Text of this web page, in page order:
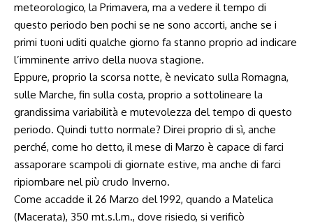
meteorologico, la Primavera, ma a vedere il tempo di
questo periodo ben pochi se ne sono accorti, anche se i
primi tuoni uditi qualche giorno fa stanno proprio ad indicare
l’imminente arrivo della nuova stagione.
Eppure, proprio la scorsa notte, è nevicato sulla Romagna,
sulle Marche, fin sulla costa, proprio a sottolineare la
grandissima variabilità e mutevolezza del tempo di questo
periodo. Quindi tutto normale? Direi proprio di sì, anche
perché, come ho detto, il mese di Marzo è capace di farci
assaporare scampoli di giornate estive, ma anche di farci
ripiombare nel più crudo Inverno.
Come accadde il 26 Marzo del 1992, quando a Matelica
(Macerata), 350 mt.s.l.m., dove risiedo, si verificò